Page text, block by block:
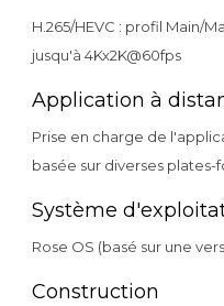
H.265/HEVC : profil Main/
jusqu'à 4Kx2K@60fps
Application à
Prise en charge de
basée sur diverses plates-
Système
Rose OS (basé sur une
Construction